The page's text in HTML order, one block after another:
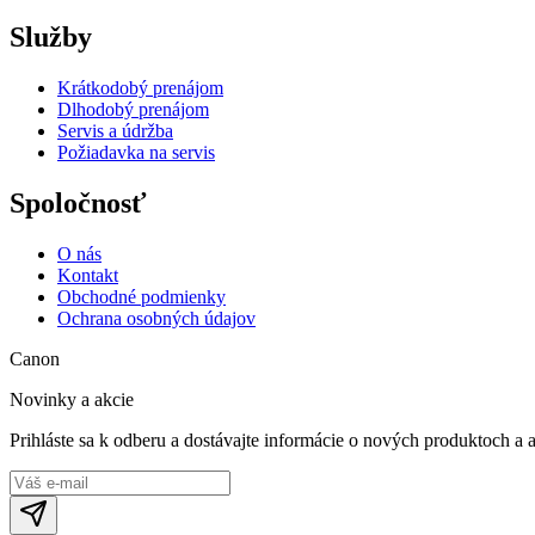
Služby
Krátkodobý prenájom
Dlhodobý prenájom
Servis a údržba
Požiadavka na servis
Spoločnosť
O nás
Kontakt
Obchodné podmienky
Ochrana osobných údajov
Canon
Novinky a akcie
Prihláste sa k odberu a dostávajte informácie o nových produktoch a